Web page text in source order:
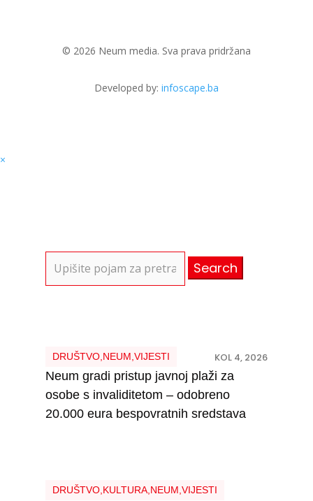
© 2026 Neum media. Sva prava pridržana
Developed by: infoscape.ba
×
for:
DRUŠTVO, NEUM VIJESTI KOL 4, 2026
Neum gradi pristup javnoj plaži za
osobe s invaliditetom – odobreno
20.000 eura bespovratnih sredstava
DRUŠTVO, KULTURA, NEUM VIJESTI